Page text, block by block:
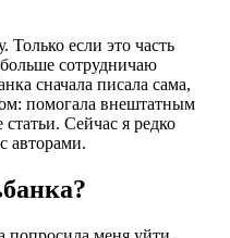
Только если это часть
сотрудничаю
сначала писала сама,
помогала внештатным
Сейчас я редко
авторами.